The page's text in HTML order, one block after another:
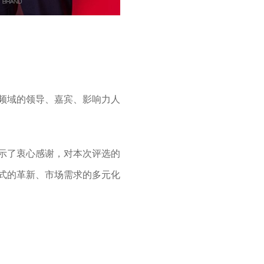
域的领导、嘉宾、影响力人
了衷心感谢，对本次评选的
的革新、市场需求的多元化